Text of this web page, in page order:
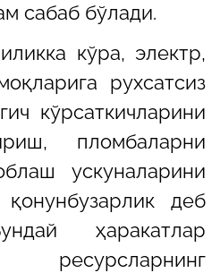
сабаб бўлади.
кўра, электр,
рухсатсиз
кўрсаткичларини
пломбаларни
ускуналарини
деб
ҳаракатлар